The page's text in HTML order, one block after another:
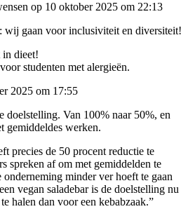
op 10 oktober 2025 om 22:13
wij gaan voor inclusiviteit en diversiteit!
in dieet!
studenten met alergieën.
2025 om 17:55
doelstelling. Van 100% naar 50%, en
gemiddeldes werken.
precies de 50 procent reductie te
spreken af om met gemiddelden te
onderneming minder ver hoeft te gaan
vegan saladebar is de doelstelling nu
halen dan voor een kebabzaak.”